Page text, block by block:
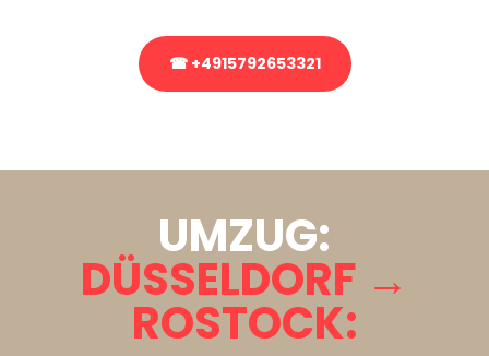
☎ +4915792653321
UMZUG:
DÜSSELDORF →
ROSTOCK: